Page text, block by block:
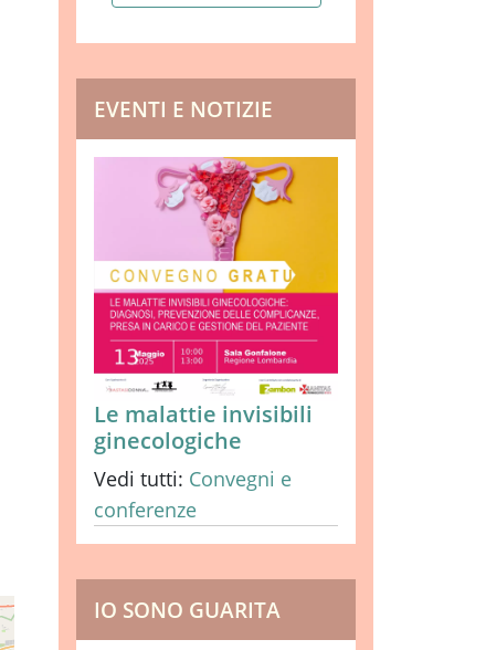
EVENTI E NOTIZIE
Le malattie invisibili
ginecologiche
Vedi tutti: Convegni e
conferenze
IO SONO GUARITA